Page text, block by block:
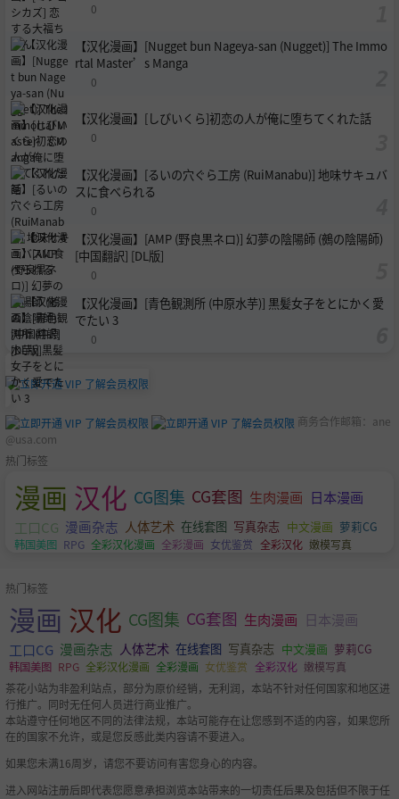
0
【汉化漫画】[Nugget bun Nageya-san (Nugget)] The Immo
rtal Master’s Manga
0
【汉化漫画】[しびいくら]初恋の人が俺に堕ちてくれた話
0
【汉化漫画】[るいの穴ぐら工房 (RuiManabu)] 地味サキュバ
スに食べられる
0
【汉化漫画】[AMP (野良黒ネロ)] 幻夢の陰陽師 (鵺の陰陽師)
[中国翻訳] [DL版]
0
【汉化漫画】[青色観測所 (中原水芋)] 黒髪女子をとにかく愛
でたい 3
0
商务合作邮箱： ane
@usa.com
热门标签
漫画 汉化 CG图集 CG套图 生肉漫画 日本漫画
工口CG 漫画杂志 人体艺术 在线套图 写真杂志 中文漫画 萝莉CG
韩国美图 RPG 全彩汉化漫画 全彩漫画 女优鉴赏 全彩汉化 嫩模写真
热门标签
漫画 汉化 CG图集 CG套图 生肉漫画 日本漫画
工口CG 漫画杂志 人体艺术 在线套图 写真杂志 中文漫画 萝莉CG
韩国美图 RPG 全彩汉化漫画 全彩漫画 女优鉴赏 全彩汉化 嫩模写真
茶花小站为非盈利站点，部分为原价经销，无利润，本站不针对任何国家和地区进
行推广。同时无任何人员进行商业推广。
本站遵守任何地区不同的法律法规，本站可能存在让您感到不适的内容，如果您所
在的国家不允许，或是您反感此类内容请不要进入。
如果您未满16周岁，请您不要访问有害您身心的内容。
进入网站注册后即代表您愿意承担浏览本站带来的一切责任后果及包括但不限于任